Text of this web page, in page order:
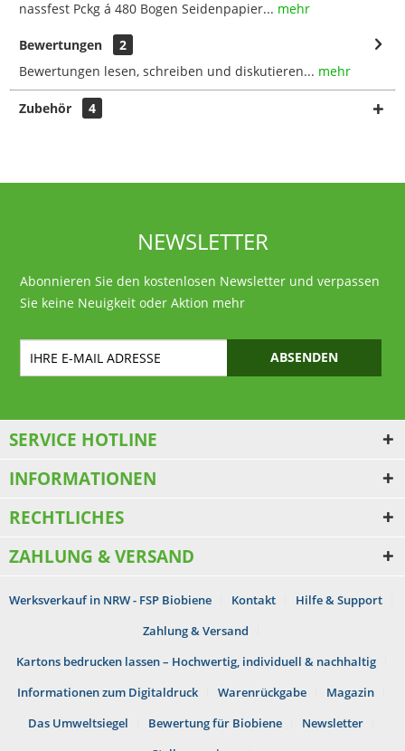
nassfest Pckg á 480 Bogen Seidenpapier... mehr
Bewertungen
2
Bewertungen lesen, schreiben und diskutieren... mehr
Zubehör 4
NEWSLETTER
Abonnieren Sie den kostenlosen Newsletter und verpassen
Sie keine Neuigkeit oder Aktion mehr
ABSENDEN
SERVICE HOTLINE
INFORMATIONEN
RECHTLICHES
ZAHLUNG & VERSAND
Werksverkauf in NRW - FSP Biobiene Kontakt
Hilfe & Support
Zahlung & Versand
Kartons bedrucken lassen – Hochwertig, individuell & nachhaltig
Informationen zum Digitaldruck
Warenrückgabe
Magazin
Das Umweltsiegel
Bewertung für Biobiene
Newsletter